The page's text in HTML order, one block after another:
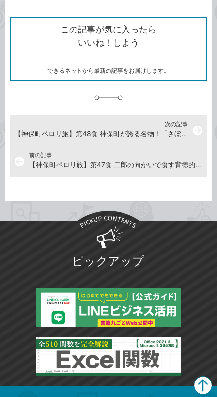
で
シ
ェ
ア
シ
ェ
ア
な
ッ
ク
ク
ク
を
コ
この記事が気に入ったら
いいね！しよう
できるネットから最新の記事をお届けします。
前の記事
【神保町ペロリ旅】第47食 二郎の向かいで食す背徳的ドカ盛り！ 「用心棒」のまぜそば大（前編）
次の記事
【神保町ペロリ旅】第48食 神保町が誇る名物！「さぼうる2」のナポリタン（前編）
ピックアップ